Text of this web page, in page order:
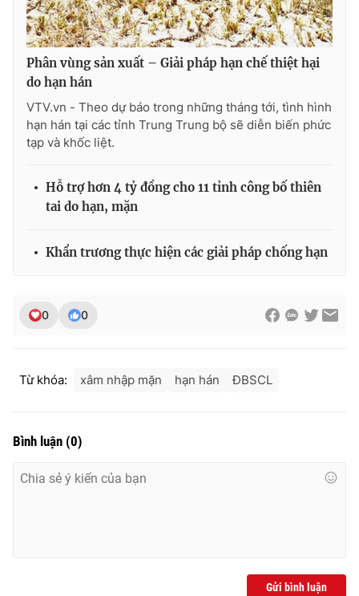
THỜI BÁO VTV
Theo dõi báo trên
Cơ quan chủ quản:Đài Truyền hình Việt Nam
Giấy phép hoạt động báo in và báo điện tử số 483/GP-BTTTT
cấp ngày 29/12/2023
Phó Tổng Biên tập:
Nguyễn Thị Mỹ Hạnh, Phạm Quốc Thắng,
Nguyễn Trọng Ninh
toasoan@vtv.vn
Phân vùng sản xuất – Giải pháp hạn chế thiệt hại
do hạn hán
VTV.vn - Theo dự báo trong những tháng tới, tình hình
hạn hán tại các tỉnh Trung Trung bộ sẽ diễn biến phức
tạp và khốc liệt.
Hỗ trợ hơn 4 tỷ đồng cho 11 tỉnh công bố thiên
tai do hạn, mặn
Khẩn trương thực hiện các giải pháp chống hạn
0 0
Từ khóa: xâm nhập mặn hạn hán ĐBSCL
Bình luận (0)
Gửi bình luận